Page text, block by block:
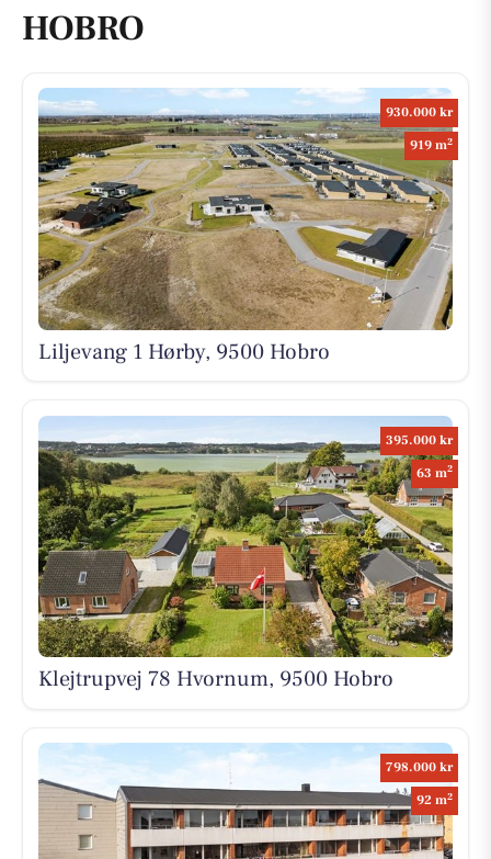
HOBRO
930.000 kr
919 m2
Liljevang 1 Hørby, 9500 Hobro
395.000 kr
63 m2
Klejtrupvej 78 Hvornum, 9500 Hobro
798.000 kr
92 m2